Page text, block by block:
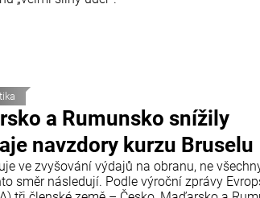
a Rumunsko snížily
navzdory kurzu Bruselu
ve zvyšování výdajů na obranu, ne
směr následují. Podle výroční zprávy